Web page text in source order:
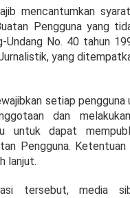
mencantumkan
Pengguna yang
Undang No. 40 tahun
yang
setiap pengguna
dan
untuk dapat
Pengguna.
lanjut.
tersebut, media